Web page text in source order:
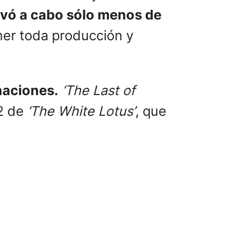
a cabo sólo menos de
toda producción y
‘The Last of
de ‘The White Lotus’, que